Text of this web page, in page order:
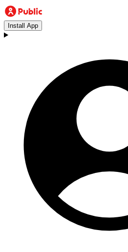
Install App